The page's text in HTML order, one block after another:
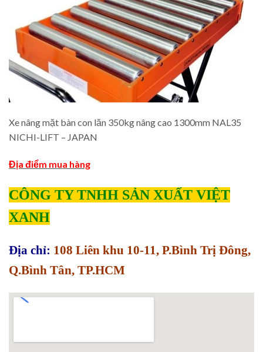
Xe nâng mặt bàn con lăn 350kg nâng cao 1300mm NAL35
NICHI-LIFT – JAPAN
Địa điểm mua hàng
CÔNG TY TNHH SẢN XUẤT VIỆT
XANH
Địa chỉ: 108 Liên khu 10-11, P.Bình Trị Đông,
Q.Bình Tân, TP.HCM